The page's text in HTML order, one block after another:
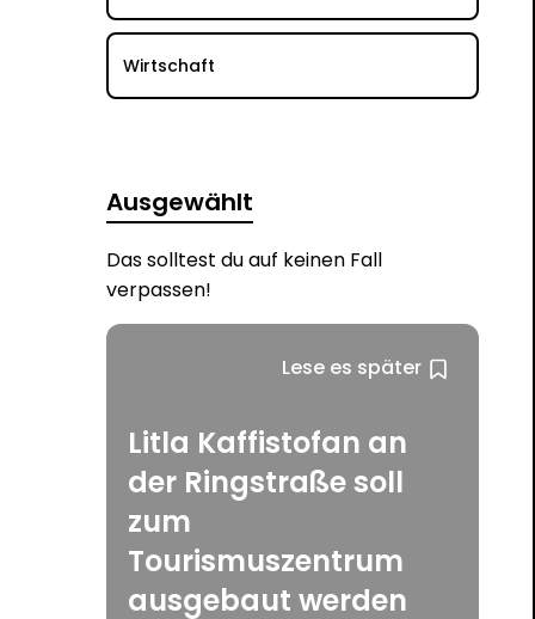
Wirtschaft
Ausgewählt
Das solltest du auf keinen Fall
verpassen!
Lese es später
Litla Kaffistofan an
der Ringstraße soll
zum
Tourismuszentrum
ausgebaut werden